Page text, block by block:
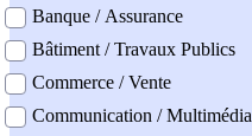
Banque / Assurance
Bâtiment / Travaux Publics
Commerce / Vente
Communication / Multimédia